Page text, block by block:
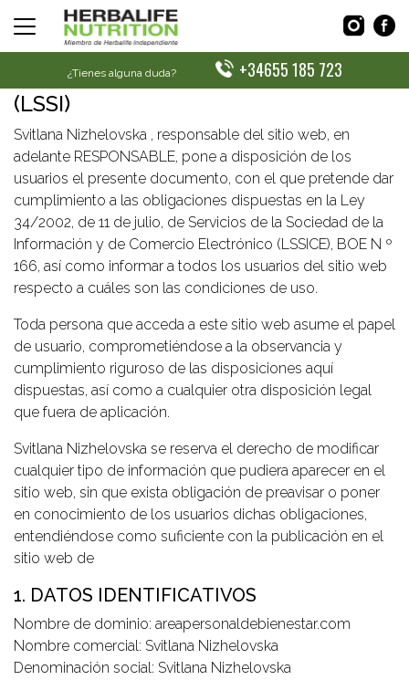
¿Tienes alguna duda? +34655 185 723
AVISO LEGAL
LEY DE LOS SERVICIOS DE LA
SOCIEDAD DE LA INFORMACIÓN
(LSSI)
Svitlana Nizhelovska , responsable del sitio web, en
adelante RESPONSABLE, pone a disposición de los
usuarios el presente documento, con el que pretende dar
cumplimiento a las obligaciones dispuestas en la Ley
34/2002, de 11 de julio, de Servicios de la Sociedad de la
Información y de Comercio Electrónico (LSSICE), BOE N º
166, así como informar a todos los usuarios del sitio web
respecto a cuáles son las condiciones de uso.
Toda persona que acceda a este sitio web asume el papel
de usuario, comprometiéndose a la observancia y
cumplimiento riguroso de las disposiciones aquí
dispuestas, así como a cualquier otra disposición legal
que fuera de aplicación.
Svitlana Nizhelovska se reserva el derecho de modificar
cualquier tipo de información que pudiera aparecer en el
sitio web, sin que exista obligación de preavisar o poner
en conocimiento de los usuarios dichas obligaciones,
entendiéndose como suficiente con la publicación en el
sitio web de
1. DATOS IDENTIFICATIVOS
Nombre de dominio: areapersonaldebienestar.com
Nombre comercial: Svitlana Nizhelovska
Denominación social: Svitlana Nizhelovska